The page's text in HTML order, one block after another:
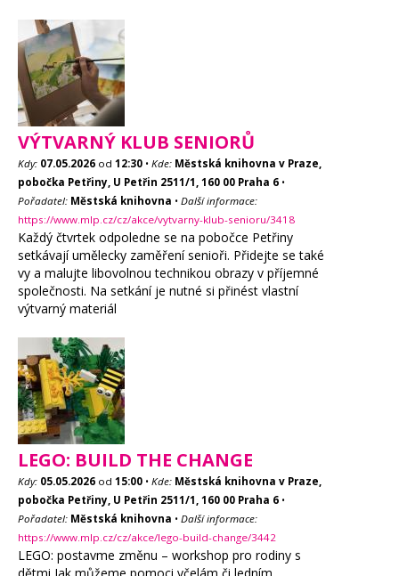
VÝTVARNÝ KLUB SENIORŮ
Kdy: 07.05.2026 od 12:30 • Kde: Městská knihovna v Praze,
pobočka Petřiny, U Petřin 2511/1, 160 00 Praha 6 •
Pořadatel: Městská knihovna • Další informace:
https://www.mlp.cz/cz/akce/vytvarny-klub-senioru/3418
Každý čtvrtek odpoledne se na pobočce Petřiny
setkávají umělecky zaměření senioři. Přidejte se také
vy a malujte libovolnou technikou obrazy v příjemné
společnosti. Na setkání je nutné si přinést vlastní
výtvarný materiál
LEGO: BUILD THE CHANGE
Kdy: 05.05.2026 od 15:00 • Kde: Městská knihovna v Praze,
pobočka Petřiny, U Petřin 2511/1, 160 00 Praha 6 •
Pořadatel: Městská knihovna • Další informace:
https://www.mlp.cz/cz/akce/lego-build-change/3442
LEGO: postavme změnu – workshop pro rodiny s